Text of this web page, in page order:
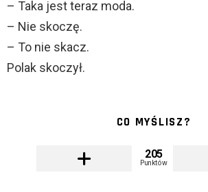
– Taka jest teraz moda.
– Nie skoczę.
– To nie skacz.
Polak skoczył.
CO MYŚLISZ?
205
Punktów